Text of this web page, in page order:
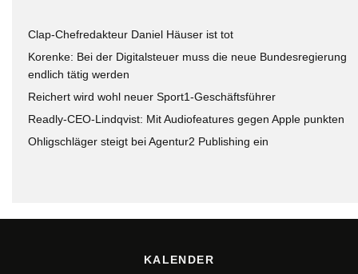
Clap-Chefredakteur Daniel Häuser ist tot
Korenke: Bei der Digitalsteuer muss die neue Bundesregierung
endlich tätig werden
Reichert wird wohl neuer Sport1-Geschäftsführer
Readly-CEO-Lindqvist: Mit Audiofeatures gegen Apple punkten
Ohligschläger steigt bei Agentur2 Publishing ein
KALENDER